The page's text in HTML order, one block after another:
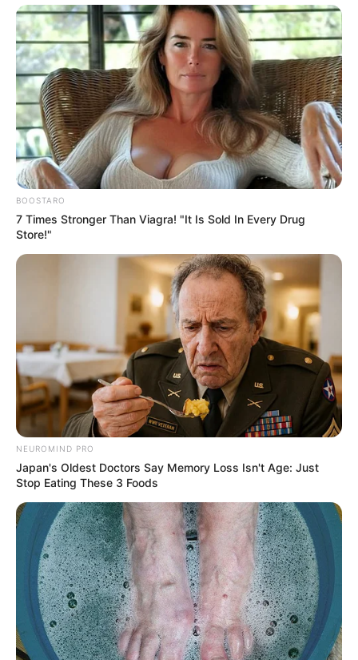
BOOSTARO
7 Times Stronger Than Viagra! "It Is Sold In Every Drug
Store!"
NEUROMIND PRO
Japan's Oldest Doctors Say Memory Loss Isn't Age: Just
Stop Eating These 3 Foods